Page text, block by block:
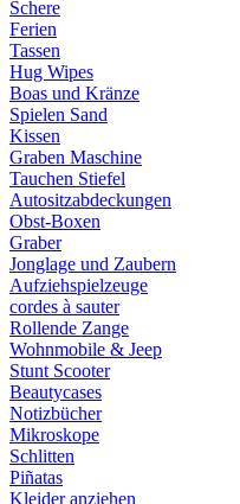
Schere
Ferien
Tassen
Hug Wipes
Boas und Kränze
Spielen Sand
Kissen
Graben Maschine
Tauchen Stiefel
Autositzabdeckungen
Obst-Boxen
Graber
Jonglage und Zaubern
Aufziehspielzeuge
cordes à sauter
Rollende Zange
Wohnmobile & Jeep
Stunt Scooter
Beautycases
Notizbücher
Mikroskope
Schlitten
Piñatas
Kleider anziehen